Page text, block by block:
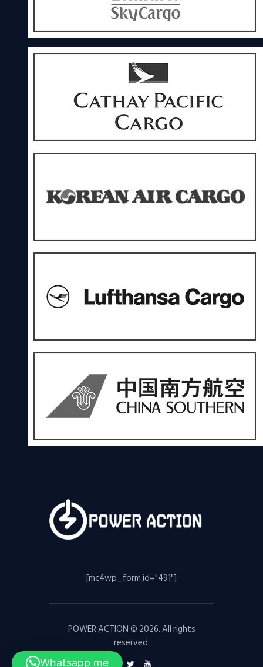
[mc4wp_form id="491"]
POWER ACTION © 2026. All rights
reserved.
Whatsapp me